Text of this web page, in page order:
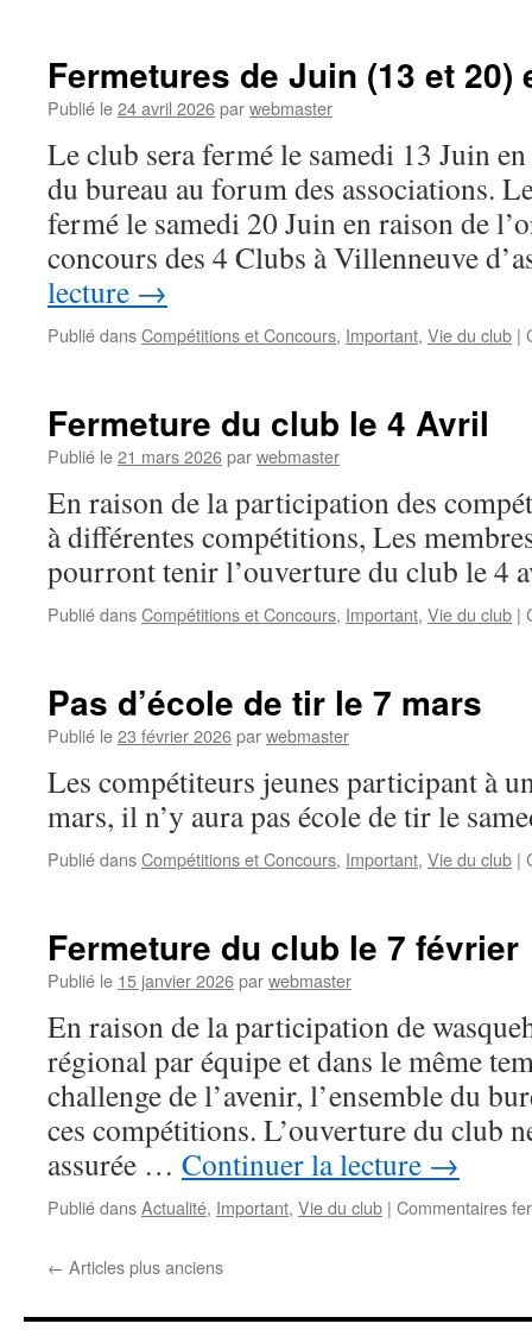
de
du
27
Juin
Fermetures de Juin (13 et 20)
Publié le24 avril 2026parwebmaster
Le club sera fermé le samedi 13 Juin
du bureau au forum des associations.
fermé le samedi 20 Juin en raison de
concours des 4 Clubs à Villenneuve
lecture →
Publié dansCompétitions et Concours, Important, Vie du club |
Fermeture du club le 4 Avril
Publié le21 mars 2026parwebmaster
En raison de la participation des
à différentes compétitions, Les
pourront tenir l’ouverture du club le 4
Publié dansCompétitions et Concours, Important, Vie du club |
Pas d’école de tir le 7 mars
Publié le23 février 2026parwebmaster
Les compétiteurs jeunes participant à
mars, il n’y aura pas école de tir le
Publié dansCompétitions et Concours, Important, Vie du club |
Fermeture du club le 7 février
Publié le 15 janvier 2026parwebmaster
En raison de la participation de
régional par équipe et dans le même
challenge de l’avenir, l’ensemble du
ces compétitions. L’ouverture du club
assurée … Continuer la lecture →
Publié dansActualité, Important, Vie du club | Commentaires
← Articles plus anciens